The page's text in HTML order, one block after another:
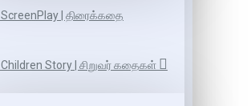
ScreenPlay | திரைக்கதை
Children Story | சிறுவர் கதைகள்